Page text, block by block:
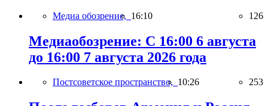
Медиа обозрение, 16:10 126
Медиаобозрение: С 16:00 6 августа
до 16:00 7 августа 2026 года
Постсоветское пространство, 10:26 253